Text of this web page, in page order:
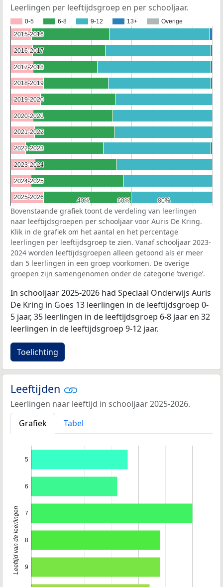
Leerlingen per leeftijdsgroep en per schooljaar.
0-5 6-8 9-12 13+ Overige
40%
40% 60%
60% 80%
80%
2015-2016
2015-2016
2016-2017
2016-2017
2017-2018
2017-2018
2018-2019
2018-2019
2019-2020
2019-2020
2020-2021
2020-2021
2021-2022
2021-2022
2022-2023
2022-2023
2023-2024
2023-2024
2024-2025
2024-2025
2025-2026
2025-2026
Bovenstaande grafiek toont de verdeling van leerlingen
naar leeftijdsgroepen per schooljaar voor Auris De Kring.
Klik in de grafiek om het aantal en het percentage
leerlingen per leeftijdsgroep te zien. Vanaf schooljaar 2023-
2024 worden leeftijdsgroepen alleen getoond als er meer
dan 5 leerlingen in een groep voorkomen. De overige
groepen zijn samengenomen onder de categorie ‘overige’.
In schooljaar 2025-2026 had Speciaal Onderwijs Auris
De Kring in Goes 13 leerlingen in de leeftijdsgroep 0-
5 jaar, 35 leerlingen in de leeftijdsgroep 6-8 jaar en 32
leerlingen in de leeftijdsgroep 9-12 jaar.
Toelichting
Leeftijden
Leerlingen naar leeftijd in schooljaar 2025-2026.
Grafiek
Tabel
5
6
7
8
9
Leeftijd van de leerlingen